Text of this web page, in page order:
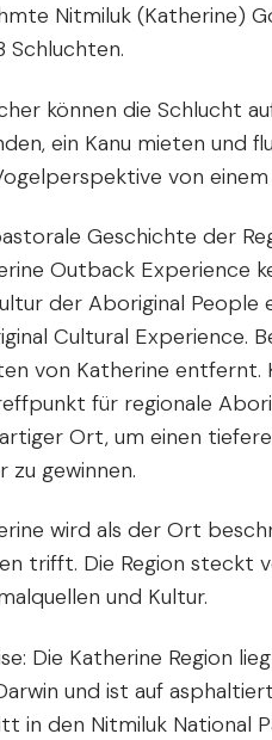
Nitmiluk (Katherine)
Schluchten.
können die Schlucht
ein Kanu mieten und
von
Geschichte der
Outback Experience
der Aboriginal People
Cultural Experience.
von Katherine entfernt.
für regionale
Ort, um einen
zu gewinnen.
wird als der Ort
trifft. Die Region steckt
und Kultur.
Die Katherine Region
und ist auf
in den Nitmiluk National